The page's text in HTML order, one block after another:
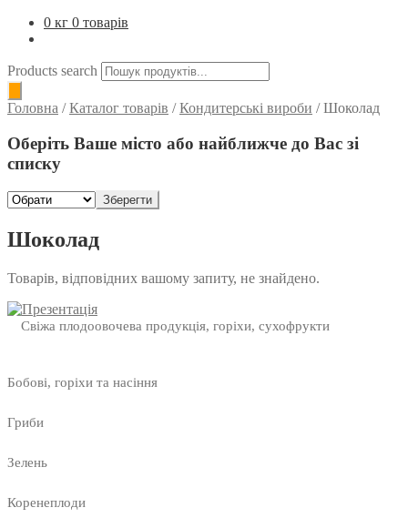
0 кг 0 товарів
Products search
Головна /Каталог товарів /Кондитерські вироби /Шоколад
Оберіть Ваше місто або найближче до Вас зі
списку
Зберегти
Шоколад
Товарів, відповідних вашому запиту, не знайдено.
Свіжа плодоовочева продукція, горіхи, сухофрукти
Бобові, горіхи та насіння
Гриби
Зелень
Коренеплоди